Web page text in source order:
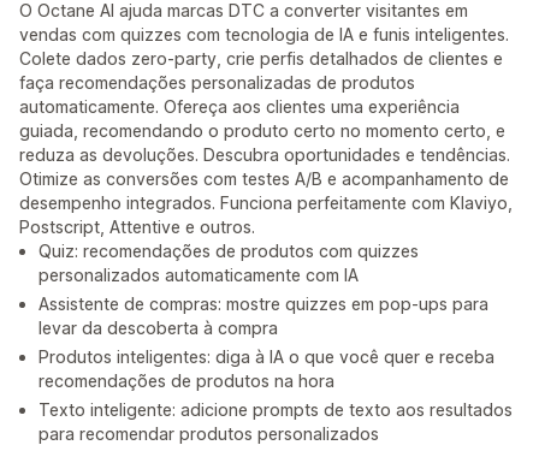
O Octane AI ajuda marcas DTC a converter visitantes em
vendas com quizzes com tecnologia de IA e funis inteligentes.
Colete dados zero-party, crie perfis detalhados de clientes e
faça recomendações personalizadas de produtos
automaticamente. Ofereça aos clientes uma experiência
guiada, recomendando o produto certo no momento certo, e
reduza as devoluções. Descubra oportunidades e tendências.
Otimize as conversões com testes A/B e acompanhamento de
desempenho integrados. Funciona perfeitamente com Klaviyo,
Postscript, Attentive e outros.
Quiz: recomendações de produtos com quizzes
personalizados automaticamente com IA
Assistente de compras: mostre quizzes em pop-ups para
levar da descoberta à compra
Produtos inteligentes: diga à IA o que você quer e receba
recomendações de produtos na hora
Texto inteligente: adicione prompts de texto aos resultados
para recomendar produtos personalizados